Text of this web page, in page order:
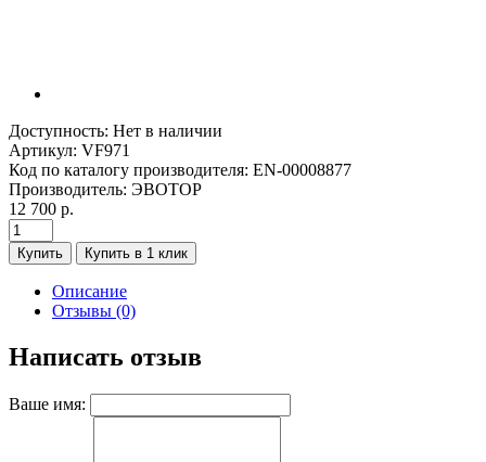
Доступность: Нет в наличии
Артикул: VF971
Код по каталогу производителя: EN-00008877
Производитель: ЭВОТОР
12 700 р.
Купить Купить в 1 клик
Описание
Отзывы (0)
Написать отзыв
Ваше имя: